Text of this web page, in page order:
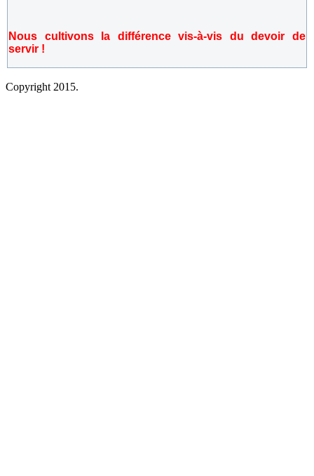
Nous cultivons la différence vis-à-vis du devoir de
servir !
Copyright 2015.